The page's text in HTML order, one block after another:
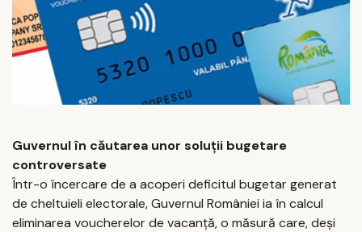
Guvernul în căutarea unor soluții bugetare
controversate
Într-o încercare de a acoperi deficitul bugetar generat
de cheltuieli electorale, Guvernul României ia în calcul
eliminarea voucherelor de vacanță, o măsură care, deși